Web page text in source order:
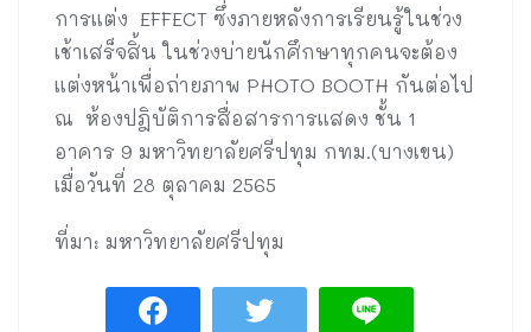
การแต่ง EFFECT ซึ่งภายหลังการเรียนรู้ในช่วง
เช้าเสร็จสิ้น ในช่วงบ่ายนักศึกษาทุกคนจะต้อง
แต่งหน้าเพื่อถ่ายภาพ PHOTO BOOTH กันต่อไป
ณ ห้องปฎิบัติการสื่อสารการแสดง ชั้น 1
อาคาร 9 มหาวิทยาลัยศรีปทุม กทม.(บางเขน)
เมื่อวันที่ 28 ตุลาคม 2565
ที่มา: มหาวิทยาลัยศรีปทุม